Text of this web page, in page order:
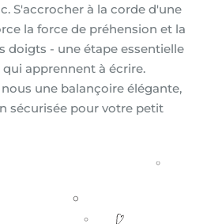
S'accrocher à la corde d'une
la force de préhension et la
doigts - une étape essentielle
apprennent à écrire.
une balançoire élégante,
sécurisée pour votre petit